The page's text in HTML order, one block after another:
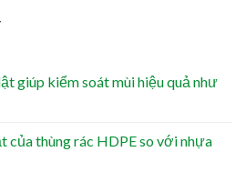
giúp kiểm soát mùi hiệu quả như
của thùng rác HDPE so với nhựa